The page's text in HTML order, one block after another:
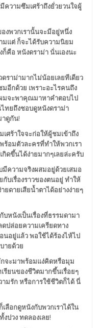
ความซึมเศร้าถึงยั่วยวนใจผู้
งพวกเรานั้นจะมีอยู่หนึ่ง
มแต่ ก็จะได้รับความนิยม
ก็คือ หนังดราม่า นั่นเองนะ
ราม่ามากไม่น้อยเลยทีเดียว
อีกด้วย เพราะอะไรคนถึง
มจะพาคุณมาหาคำตอบไป
ทยถึงชอบดูหนังดราม่า
ดูกัน!
ศร้าใจจะก่อให้ผู้ชมเข้าถึง
ร้อมตัวละครที่ทำให้พวกเรา
กิดขึ้นได้ง่ายมากๆเลยล่ะครับ
มีความจริงผสมอยู่ด้วยเสมอ
บเรื่องราวของตนอยู่ ทำให้
ดายเสียน้ำตาได้อย่างง่ายๆ
บหนังเป็นเรื่องที่ธรรมดามา
ปล่อยความเครียดทาง
อยู่แล้ว พอใช้ได้ร้องไห้ไป
ายด้วย
จะมาพร้อมแง่คิดหรือมุม
รียนของชีวิตมากขึ้นเรื่อยๆ
ามรัก หรือการใช้ชีวิตก็ได้ นี่
ลือกดูหนังกับพวกเราได้ใน
ปวง ทดลองเลย!